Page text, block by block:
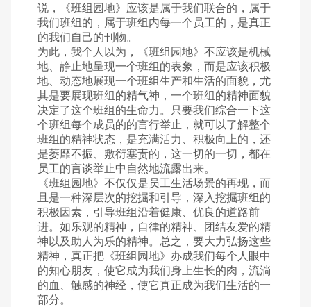
说，《班组园地》应该是属于我们联合的，属于
我们班组的，属于班组内每一个员工的，是真正
的我们自己的刊物。
为此，我个人以为，《班组园地》不应该是机械
地、静止地呈现一个班组的表象，而是应该积极
地、动态地展现一个班组生产和生活的面貌，尤
其是要展现班组的精气神，一个班组的精神面貌
决定了这个班组的生命力。只要我们综合一下这
个班组每个成员的的言行举止，就可以了解整个
班组的精神状态，是充满活力、积极向上的，还
是萎靡不振、敷衍塞责的，这一切的一切，都在
员工的言谈举止中自然地流露出来。
《班组园地》不仅仅是员工生活场景的再现，而
且是一种深层次的挖掘和引导，深入挖掘班组的
积极因素，引导班组沿着健康、优良的道路前
进。如乐观的精神，自律的精神、团结友爱的精
神以及助人为乐的精神。总之，要大力弘扬这些
精神，真正把《班组园地》办成我们每个人眼中
的知心朋友，使它成为我们身上生长的肉，流淌
的血、触感的神经，使它真正成为我们生活的一
部分。